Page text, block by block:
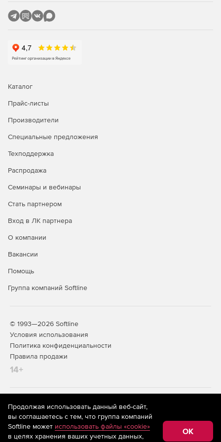
Автоматические обновления описаний вирусов.
режиме. Автоматическая фоновая загрузка файлов не
мешает работе компьютера.
Поддержка 64-разрябных систем Linux.
Поддержка расширяемых дистрибутивов Linux.
Поддержка межсетевого экрана для многосетевых ПК
Каталог
Прайс-листы
Производители
Специальные предложения
Техподдержка
Распродажа
Семинары и вебинары
Стать партнером
Вход в ЛК партнера
О компании
Вакансии
Помощь
Группа компаний Softline
© 1993—2026 Softline
Условия использования
Политика конфиденциальности
Правила продажи
14+
На информационном ресурсе store.softline.ru применяются
рекомендательные технологии
(информационные технологии
предоставления информации на основе сбора,
систематизации и анализа сведений, относящихся к
предпочтениям пользователей сети «Интернет»,
Продолжая использовать данный веб-сайт,
вы соглашаетесь с тем, что группа компаний
Softline может использовать файлы «cookie»
в целях хранения ваших учетных данных,
OK